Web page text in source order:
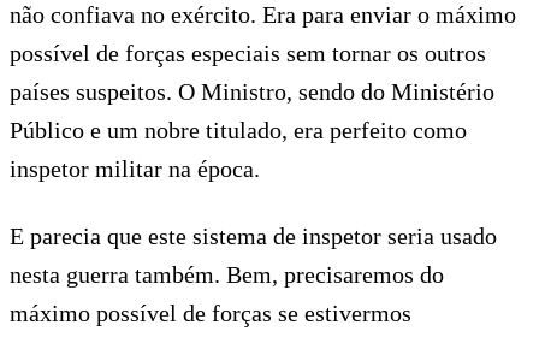
não confiava no exército. Era para enviar o máximo
possível de forças especiais sem tornar os outros
países suspeitos. O Ministro, sendo do Ministério
Público e um nobre titulado, era perfeito como
inspetor militar na época.
E parecia que este sistema de inspetor seria usado
nesta guerra também. Bem, precisaremos do
máximo possível de forças se estivermos